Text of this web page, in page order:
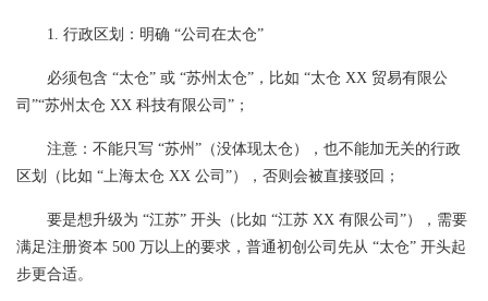
1. 行政区划：明确 “公司在太仓”
必须包含 “太仓” 或 “苏州太仓”，比如 “太仓 XX 贸易有限公
司”“苏州太仓 XX 科技有限公司”；
注意：不能只写 “苏州”（没体现太仓），也不能加无关的行政
区划（比如 “上海太仓 XX 公司”），否则会被直接驳回；
要是想升级为 “江苏” 开头（比如 “江苏 XX 有限公司”），需要
满足注册资本 500 万以上的要求，普通初创公司先从 “太仓” 开头起
步更合适。